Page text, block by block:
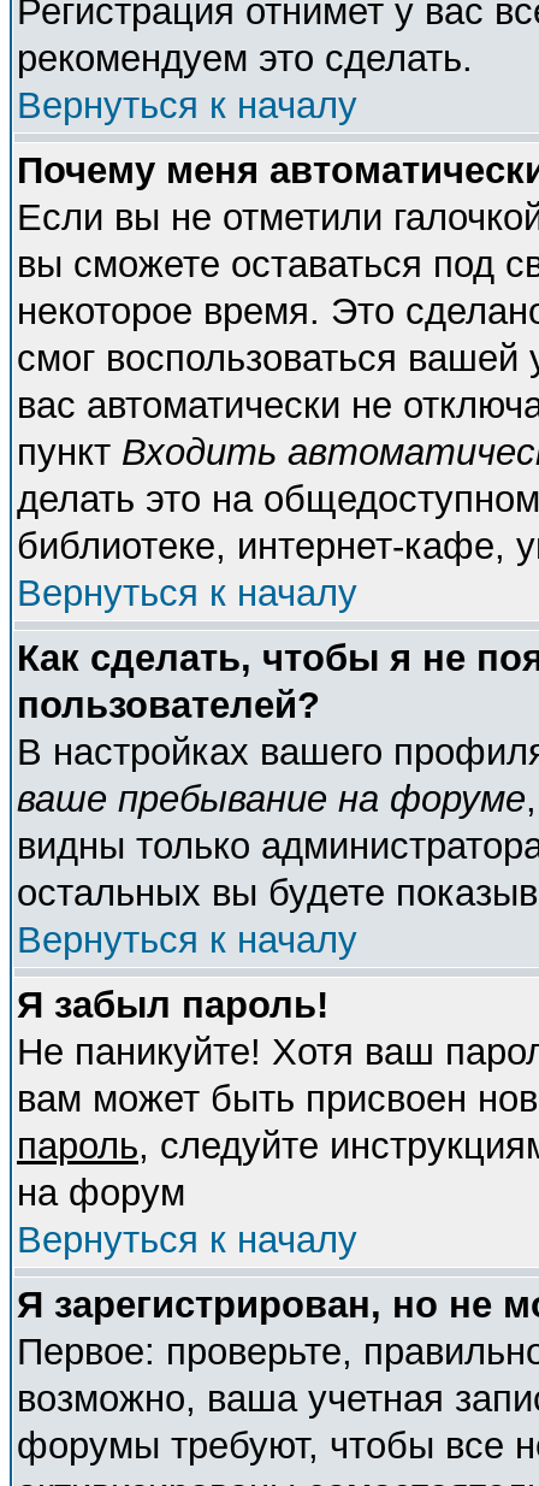
Регистрация отнимет у вас
рекомендуем это сделать.
Вернуться к началу
Почему меня
Если вы не отметили
вы сможете оставаться под
некоторое время. Это
смог воспользоваться
вас автоматически не
пункт Входить
делать это на
библиотеке, интернет-кафе,
Вернуться к началу
Как сделать, чтобы я не
пользователей?
В настройках вашего
ваше пребывание на форуме
видны только
остальных вы будете
Вернуться к началу
Я забыл пароль!
Не паникуйте! Хотя ваш
вам может быть присвоен
пароль, следуйте
на форум
Вернуться к началу
Я зарегистрирован, но не
Первое: проверьте,
возможно, ваша учетная
форумы требуют, чтобы все